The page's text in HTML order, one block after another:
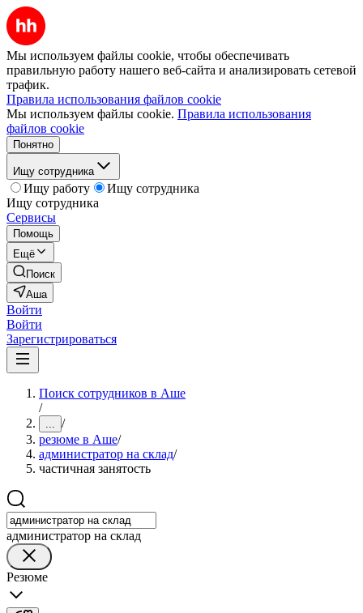
Мы используем файлы cookie, чтобы обеспечивать
правильную работу нашего веб-сайта и анализировать сетевой
трафик.
Правила использования файлов cookie
Мы используем файлы cookie. Правила использования
файлов cookie
Понятно
Ищу сотрудника
Ищу работу
Ищу сотрудника
Ищу сотрудника
Сервисы
Помощь
Ещё
Поиск
Аша
Войти
Войти
Зарегистрироваться
Поиск сотрудников в Аше
/
... /
резюме в Аше/
администратор на склад/
частичная занятость
администратор на склад
Резюме